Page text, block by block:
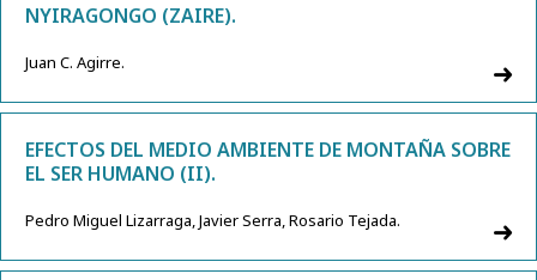
NYIRAGONGO (ZAIRE).
Juan C. Agirre.
EFECTOS DEL MEDIO AMBIENTE DE MONTAÑA SOBRE
EL SER HUMANO (II).
Pedro Miguel Lizarraga, Javier Serra, Rosario Tejada.